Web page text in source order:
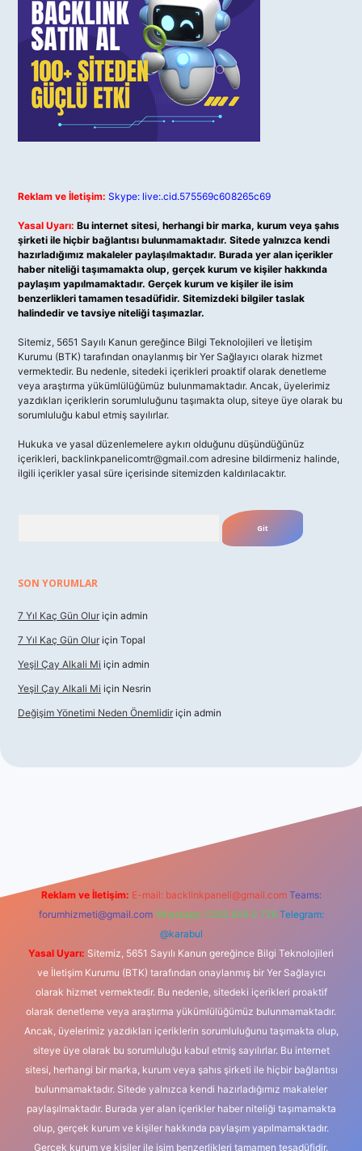
Reklam ve İletişim: Skype: live:.cid.575569c608265c69
Yasal Uyarı: Bu internet sitesi, herhangi bir marka, kurum veya şahıs
şirketi ile hiçbir bağlantısı bulunmamaktadır. Sitede yalnızca kendi
hazırladığımız makaleler paylaşılmaktadır. Burada yer alan içerikler
haber niteliği taşımamakta olup, gerçek kurum ve kişiler hakkında
paylaşım yapılmamaktadır. Gerçek kurum ve kişiler ile isim
benzerlikleri tamamen tesadüfidir. Sitemizdeki bilgiler taslak
halindedir ve tavsiye niteliği taşımazlar.
Sitemiz, 5651 Sayılı Kanun gereğince Bilgi Teknolojileri ve İletişim
Kurumu (BTK) tarafından onaylanmış bir Yer Sağlayıcı olarak hizmet
vermektedir. Bu nedenle, sitedeki içerikleri proaktif olarak denetleme
veya araştırma yükümlülüğümüz bulunmamaktadır. Ancak, üyelerimiz
yazdıkları içeriklerin sorumluluğunu taşımakta olup, siteye üye olarak bu
sorumluluğu kabul etmiş sayılırlar.
Hukuka ve yasal düzenlemelere aykırı olduğunu düşündüğünüz
içerikleri, backlinkpanelicomtr@gmail.com adresine bildirmeniz halinde,
ilgili içerikler yasal süre içerisinde sitemizden kaldırılacaktır.
SON YORUMLAR
7 Yıl Kaç Gün Olur için admin
7 Yıl Kaç Gün Olur için Topal
Yeşil Çay Alkali Mi için admin
Yeşil Çay Alkali Mi için Nesrin
Değişim Yönetimi Neden Önemlidir için admin
Reklam ve İletişim: E-mail: backlinkpaneli@gmail.com Teams:
forumhizmeti@gmail.com Whatsapp: 0262 606 0 726 Telegram:
@karabul
Yasal Uyarı: Sitemiz, 5651 Sayılı Kanun gereğince Bilgi Teknolojileri
ve İletişim Kurumu (BTK) tarafından onaylanmış bir Yer Sağlayıcı
olarak hizmet vermektedir. Bu nedenle, sitedeki içerikleri proaktif
olarak denetleme veya araştırma yükümlülüğümüz bulunmamaktadır.
Ancak, üyelerimiz yazdıkları içeriklerin sorumluluğunu taşımakta olup,
siteye üye olarak bu sorumluluğu kabul etmiş sayılırlar. Bu internet
sitesi, herhangi bir marka, kurum veya şahıs şirketi ile hiçbir bağlantısı
bulunmamaktadır. Sitede yalnızca kendi hazırladığımız makaleler
paylaşılmaktadır. Burada yer alan içerikler haber niteliği taşımamakta
olup, gerçek kurum ve kişiler hakkında paylaşım yapılmamaktadır.
Gerçek kurum ve kişiler ile isim benzerlikleri tamamen tesadüfidir.